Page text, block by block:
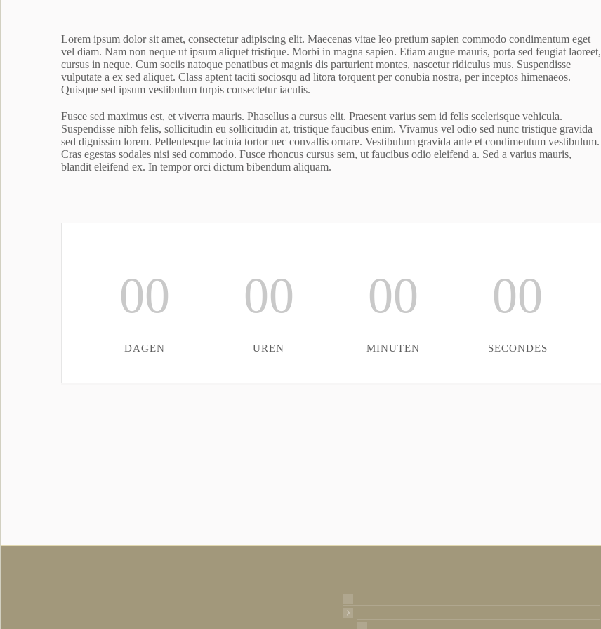
Lorem ipsum dolor sit amet, consectetur adipiscing elit. Maecenas vitae leo pretium sapien commodo condimentum eget
vel diam. Nam non neque ut ipsum aliquet tristique. Morbi in magna sapien. Etiam augue mauris, porta sed feugiat laoreet,
cursus in neque. Cum sociis natoque penatibus et magnis dis parturient montes, nascetur ridiculus mus. Suspendisse
vulputate a ex sed aliquet. Class aptent taciti sociosqu ad litora torquent per conubia nostra, per inceptos himenaeos.
Quisque sed ipsum vestibulum turpis consectetur iaculis.
Fusce sed maximus est, et viverra mauris. Phasellus a cursus elit. Praesent varius sem id felis scelerisque vehicula.
Suspendisse nibh felis, sollicitudin eu sollicitudin at, tristique faucibus enim. Vivamus vel odio sed nunc tristique gravida
sed dignissim lorem. Pellentesque lacinia tortor nec convallis ornare. Vestibulum gravida ante et condimentum vestibulum.
Cras egestas sodales nisi sed commodo. Fusce rhoncus cursus sem, ut faucibus odio eleifend a. Sed a varius mauris,
blandit eleifend ex. In tempor orci dictum bibendum aliquam.
00
DAGEN
00
UREN
00
MINUTEN
00
SECONDES